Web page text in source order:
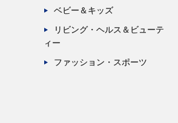
ベビー＆キッズ
リビング・ヘルス＆ビューテ
ィー
ファッション・スポーツ